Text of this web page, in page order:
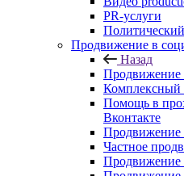
PR-услуги
Продвижение в
Назад
Продвижение
Комплексный
Помощь в
Вконтакте
Продвижение
Частное
Продвижение